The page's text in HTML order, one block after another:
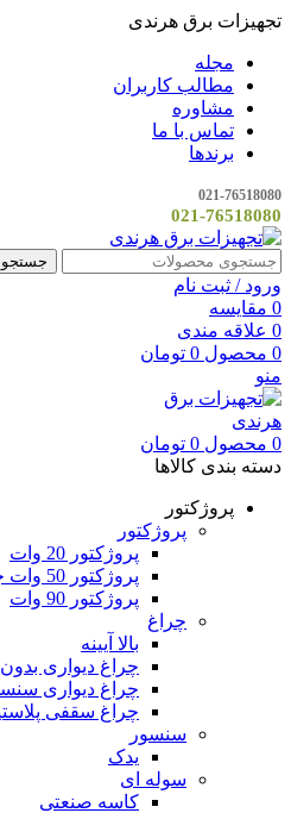
تجهیزات برق هرندی
مجله
مطالب کاربران
مشاوره
تماس با ما
برندها
021-76518080
021-76518080
جستجو
ورود / ثبت نام
0 مقایسه
0 علاقه مندی
0 محصول 0 تومان
منو
0 محصول 0 تومان
دسته بندی کالاها
پروژکتور
پروژکتور
پروژکتور 20 وات
پروژکتور 50 وات
پروژکتور 90 وات
چراغ
بالا آیینه
چراغ دیواری
چراغ دیواری
چراغ سقفی
سنسور
یدک
سوله ای
کاسه صنعتی